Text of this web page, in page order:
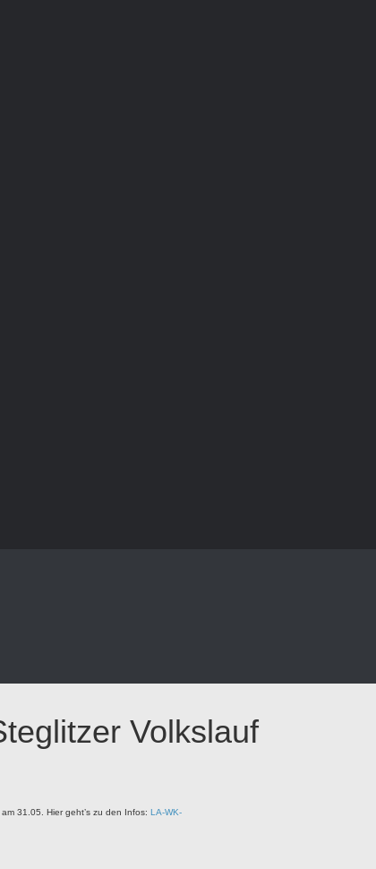
Volkslauf
31.05. Hier geht’s zu den Infos: LA-WK-